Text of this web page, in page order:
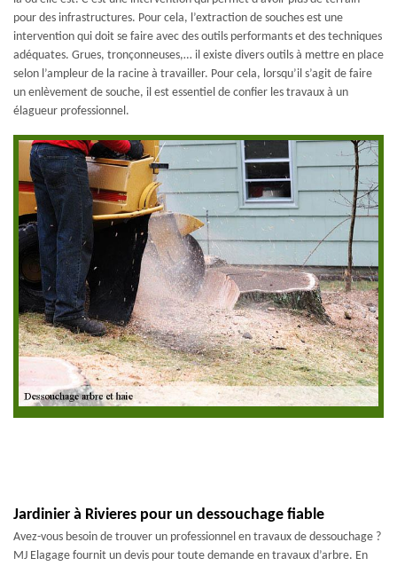
pour des infrastructures. Pour cela, l’extraction de souches est une
intervention qui doit se faire avec des outils performants et des techniques
adéquates. Grues, tronçonneuses,… il existe divers outils à mettre en place
selon l’ampleur de la racine à travailler. Pour cela, lorsqu’il s’agit de faire
un enlèvement de souche, il est essentiel de confier les travaux à un
élagueur professionnel.
Jardinier à Rivieres pour un dessouchage fiable
Avez-vous besoin de trouver un professionnel en travaux de dessouchage ?
MJ Elagage fournit un devis pour toute demande en travaux d’arbre. En